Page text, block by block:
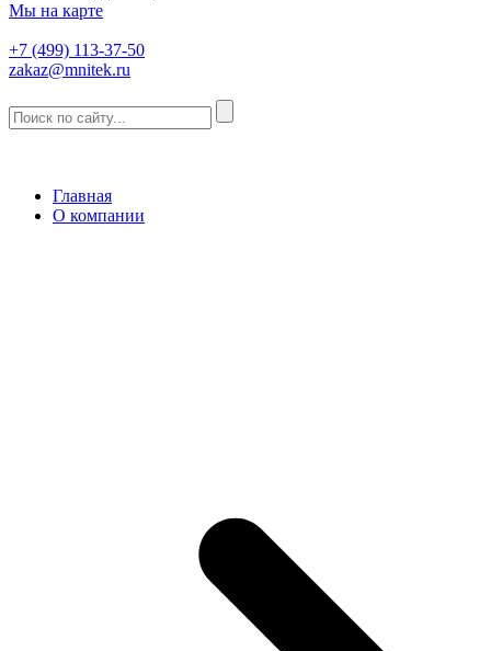
Мы на карте
+7 (499) 113-37-50
zakaz@mnitek.ru
Главная
О компании